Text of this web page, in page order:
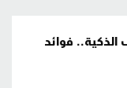
الذكية.. فوائد